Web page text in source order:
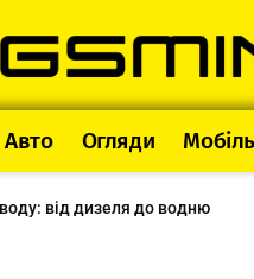
Авто Огляди
від дизеля до водню